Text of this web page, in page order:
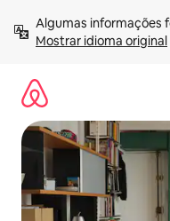
para
Mostrar idioma original